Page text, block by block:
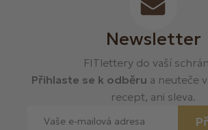
Newsletter
FITlettery do vaší
Přihlaste se k odběru a neuteče
recept, ani sleva.